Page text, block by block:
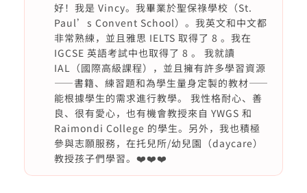
好！我是 Vincy。我畢業於聖保祿學校（St.
Paul’s Convent School）。我英文和中文都
非常熟練，並且雅思 IELTS 取得了 8 。我在
IGCSE 英語考試中也取得了 8 。 我就讀
IAL（國際高級課程），並且擁有許多學習資源
——書籍、練習題和為學生量身定製的教材——
能根據學生的需求進行教學。 我性格耐心、善
良、很有愛心，也有機會教授來自 YWGS 和
Raimondi College 的學生。另外，我也積極
參與志願服務，在托兒所/幼兒園（daycare）
教授孩子們學習。❤️❤️❤️